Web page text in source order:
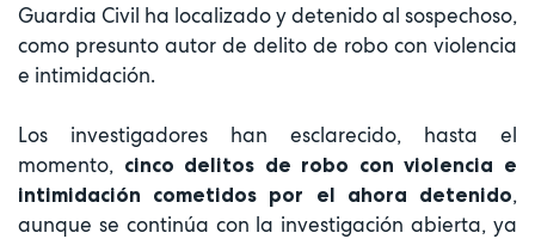
Guardia Civil ha localizado y detenido al sospechoso,
como presunto autor de delito de robo con violencia
e intimidación.
Los investigadores han esclarecido, hasta el
momento, cinco delitos de robo con violencia e
intimidación cometidos por el ahora detenido,
aunque se continúa con la investigación abierta, ya